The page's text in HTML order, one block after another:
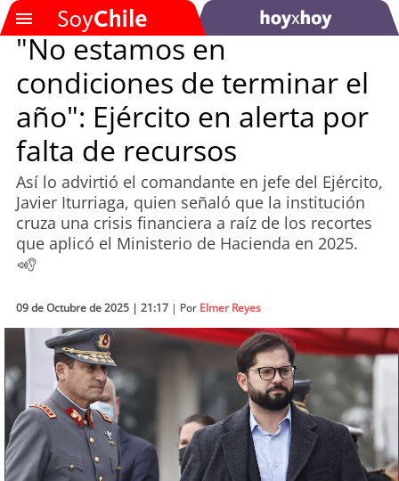
SOYTV
Podcast
Actualidad
Entretención
Tecnología
Sostenibilidad
soy chile
"No estamos en
condiciones de terminar el
año": Ejército en alerta por
falta de recursos
Así lo advirtió el comandante en jefe del Ejército,
Javier Iturriaga, quien señaló que la institución
cruza una crisis financiera a raíz de los recortes
que aplicó el Ministerio de Hacienda en 2025.
09 de Octubre de 2025 | 21:17 | Por Elmer Reyes